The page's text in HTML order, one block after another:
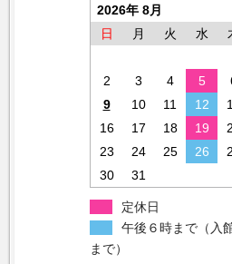
2026年 8月
日
月 火 水
2
3 4 5
9
10 11 12
16
17 18 19
23
24 25 26
30
31
定休日
午後６時まで（入
まで）